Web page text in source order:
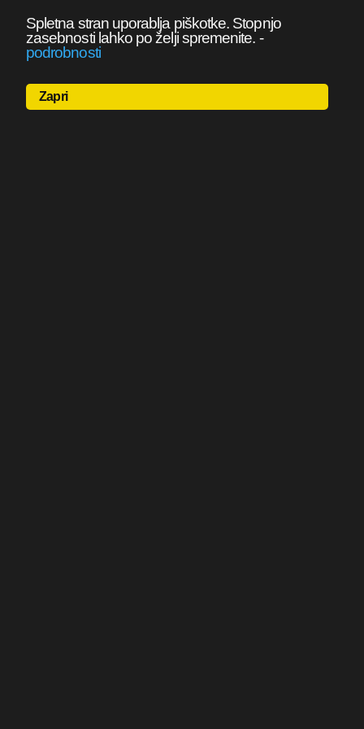
Spletna stran uporablja piškotke. Stopnjo
zasebnosti lahko po želji spremenite. -
podrobnosti
Zapri